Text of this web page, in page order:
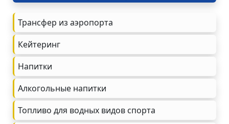
Трансфер из аэропорта
Кейтеринг
Напитки
Алкогольные напитки
Топливо для водных видов спорта